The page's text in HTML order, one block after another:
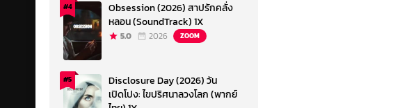
#4
Obsession (2026) สาปรักคลั่ง
หลอน (SoundTrack) 1X
5.0 2026 ZOOM
#5
Disclosure Day (2026) วัน
เปิดโปง: ไขปริศนาลวงโลก (พากย์